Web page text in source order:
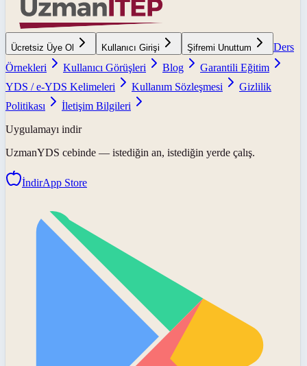
Ücretsiz Üye Ol Kullanıcı Girişi Şifremi Unuttum
Ders
Örnekleri
Kullanıcı Görüşleri Blog
Garantili Eğitim
YDS / e-YDS Kelimeleri
Kullanım Sözleşmesi
Gizlilik
Politikası
İletişim Bilgileri
Uygulamayı indir
UzmanYDS cebinde — istediğin an, istediğin yerde çalış.
İndirApp Store